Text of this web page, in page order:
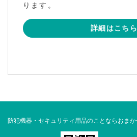
ります。
詳細はこちら
防犯機器・セキュリティ用品のことならおま